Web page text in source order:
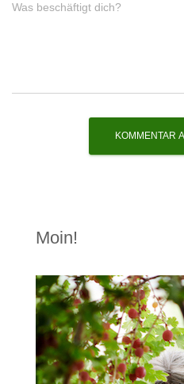
Was beschäftigt dich?
Moin!